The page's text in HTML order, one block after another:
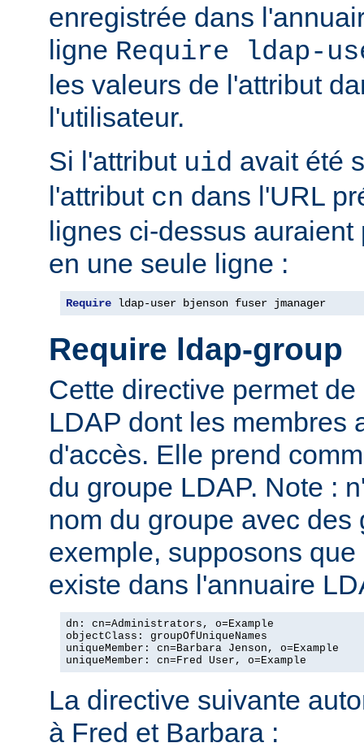
enregistrée dans
ligne Require ldap-
les valeurs de l'attribut
l'utilisateur.
Si l'attribut uid avait été
l'attribut cn dans l'URL
lignes ci-dessus
en une seule ligne :
Require ldap-user bjenson fuser jmanager
Require ldap-group
Cette directive permet
LDAP dont les membres
d'accès. Elle prend
du groupe LDAP. Note :
nom du groupe avec des
exemple, supposons
existe dans l'annuaire
dn: cn=Administrators, o=Example
objectClass: groupOfUniqueNames
uniqueMember: cn=Barbara Jenson, o=Example
uniqueMember: cn=Fred User, o=Example
La directive suivante
à Fred et Barbara :